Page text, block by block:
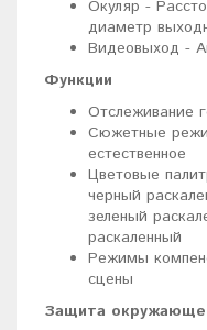
Окуляр -
диаметр
Видеовыход -
Функции
Отслеживание
Сюжетные
естественное
Цветовые
черный
зеленый
раскаленный
Режимы
сцены
Защита